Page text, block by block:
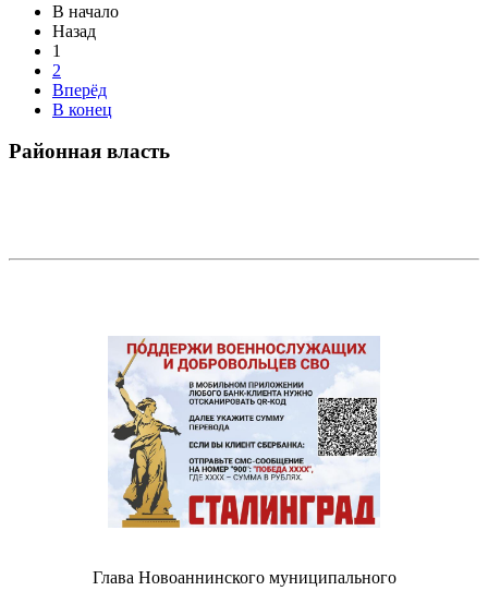
В начало
Назад
1
2
Вперёд
В конец
Районная власть
Глава Новоаннинского муниципального